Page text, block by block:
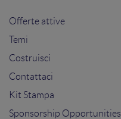
Offerte attive
Temi
Costruisci
Contattaci
Kit Stampa
Sponsorship Opportunities